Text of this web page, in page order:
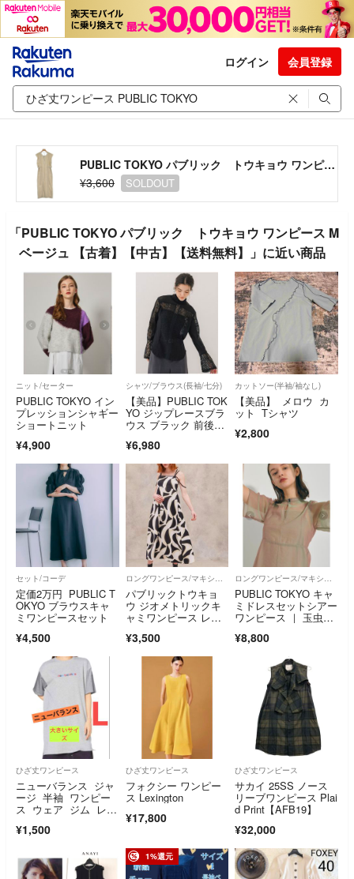
ログイン 会員登録
PUBLIC TOKYO パブリック トウキョウ ワンピース M ベージュ 【古着】【中古】【送料無料】
¥3,600
SOLDOUT
「PUBLIC TOKYO パブリック トウキョウ ワンピース M
ベージュ 【古着】【中古】【送料無料】」に近い商品
ニット/セーター
PUBLIC TOKYO イン
プレッションシャギー
ショートニット
¥4,900
シャツ/ブラウス(長袖/七分)
【美品】PUBLIC TOK
YO ジップレースブラ
ウス ブラック 前後2w
¥6,980
カットソー(半袖/袖なし)
【美品】 メロウ カ
ット Tシャツ
¥2,800
セット/コーデ
定価2万円 PUBLIC T
OKYO ブラウスキャ
ミワンピースセット
¥4,500
ロングワンピース/マキシワンピース
パブリックトウキョ
ウ ジオメトリックキ
ャミワンピース レデ
¥3,500
ロングワンピース/マキシワンピース
PUBLIC TOKYO キャ
ミドレスセットシアー
ワンピース ｜ 玉虫
¥8,800
ひざ丈ワンピース
ニューバランス ジャ
ージ 半袖 ワンピー
ス ウェア ジム レデ
シャレ ゆったり ダ
グ
¥1,500
ひざ丈ワンピース
フォクシー ワンピー
ス Lexington
¥17,800
ひざ丈ワンピース
サカイ 25SS ノース
リーブワンピース Plai
d Print【AFB19】
¥32,000
1%還元